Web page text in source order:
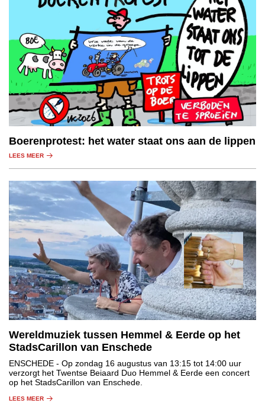
Boerenprotest: het water staat ons aan de lippen
LEES MEER
Wereldmuziek tussen Hemmel & Eerde op het
StadsCarillon van Enschede
ENSCHEDE - Op zondag 16 augustus van 13:15 tot 14:00 uur
verzorgt het Twentse Beiaard Duo Hemmel & Eerde een concert
op het StadsCarillon van Enschede.
LEES MEER